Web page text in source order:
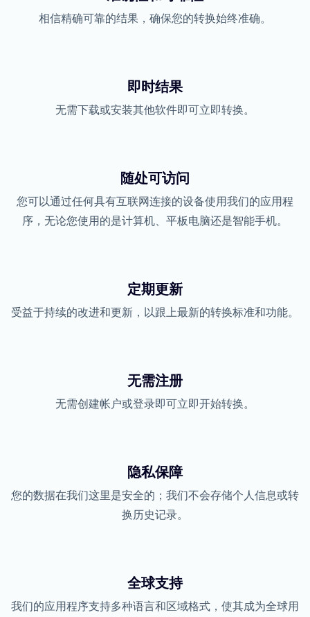
相信精确可靠的结果，确保您的转换始终准确。
即时结果
无需下载或安装其他软件即可立即转换。
随处可访问
您可以通过任何具有互联网连接的设备使用我们的应用程
序，无论您使用的是计算机、平板电脑还是智能手机。
定期更新
受益于持续的改进和更新，以跟上最新的转换标准和功能。
无需注册
无需创建帐户或登录即可立即开始转换。
隐私保障
您的数据在我们这里是安全的；我们不会存储个人信息或转
换历史记录。
全球支持
我们的应用程序支持多种语言和区域格式，使其成为全球用